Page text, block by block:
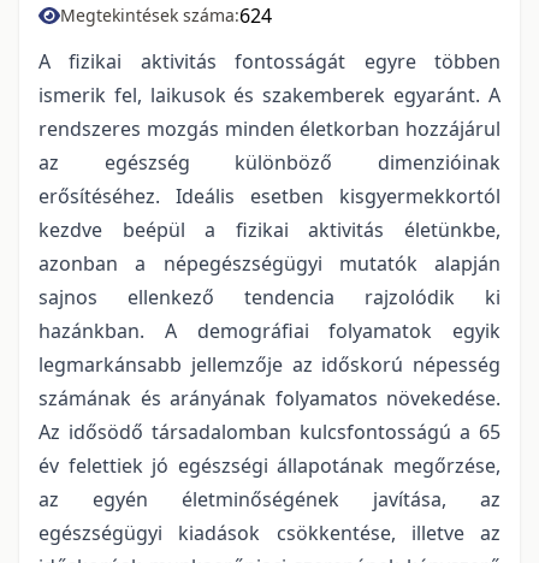
Megtekintések száma:624
A fizikai aktivitás fontosságát egyre többen
ismerik fel, laikusok és szakemberek egyaránt. A
rendszeres mozgás minden életkorban hozzájárul
az egészség különböző dimenzióinak
erősítéséhez. Ideális esetben kisgyermekkortól
kezdve beépül a fizikai aktivitás életünkbe,
azonban a népegészségügyi mutatók alapján
sajnos ellenkező tendencia rajzolódik ki
hazánkban. A demográfiai folyamatok egyik
legmarkánsabb jellemzője az időskorú népesség
számának és arányának folyamatos növekedése.
Az idősödő társadalomban kulcsfontosságú a 65
év felettiek jó egészségi állapotának megőrzése,
az egyén életminőségének javítása, az
egészségügyi kiadások csökkentése, illetve az